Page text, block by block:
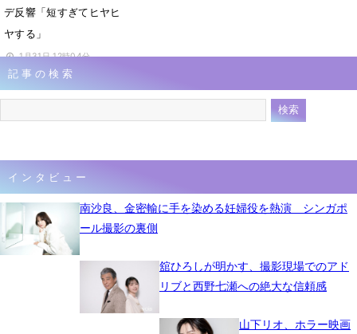
デ反響「短すぎてヒヤヒ
ヤする」
1月31日 12時04分
記事の検索
インタビュー
南沙良、金密輸に手を染める妊婦役を熱演 シンガポ
ール撮影の裏側
舘ひろしが明かす、撮影現場でのアド
リブと西野七瀬への絶大な信頼感
山下リオ、ホラー映画